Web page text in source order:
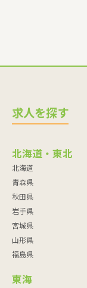
求人を探す
北海道・東北
北海道
青森県
秋田県
岩手県
宮城県
山形県
福島県
東海